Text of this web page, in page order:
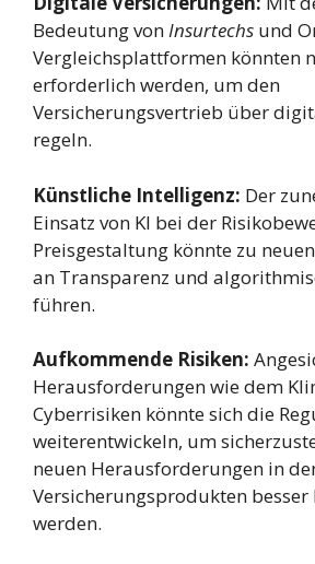
Bedeutung vonInsurtechs und
Vergleichsplattformen könnten
erforderlich werden, um den
Versicherungsvertrieb über
regeln.
Künstliche Intelligenz: Der
Einsatz von KI bei der
Preisgestaltung könnte zu
an Transparenz und
führen.
Aufkommende Risiken:
Herausforderungen wie dem
Cyberrisiken könnte sich die
weiterentwickeln, um
neuen Herausforderungen in
Versicherungsprodukten
werden.